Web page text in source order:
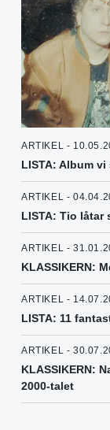
ARTIKEL -
LISTA: Album
ARTIKEL -
LISTA: Tio låtar
ARTIKEL -
KLASSIKERN:
ARTIKEL -
LISTA: 11
ARTIKEL -
KLASSIKERN:
2000-talet